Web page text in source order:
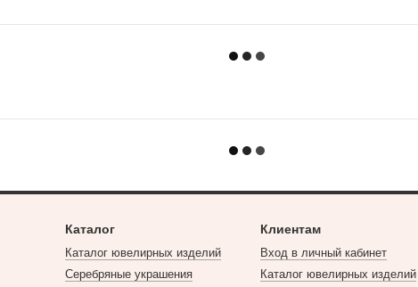
Каталог
Каталог ювелирных изделий
Серебряные украшения
Клиентам
Вход в личный кабинет
Каталог ювелирных изделий